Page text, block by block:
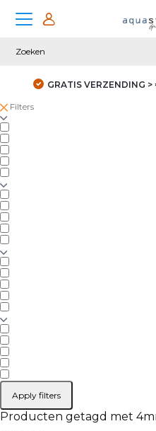
GRATIS VERZENDING
Filters
Apply filters
Producten getagd met